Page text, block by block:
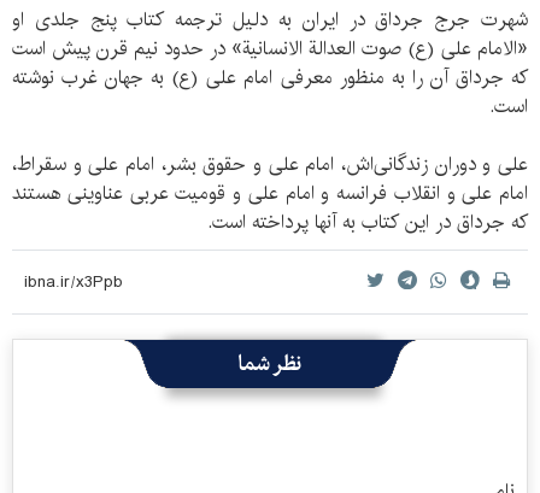
شهرت جرج جرداق در ایران به دلیل ترجمه کتاب پنج جلدی او
«الامام علی (ع) صوت العدالة الانسانیة» در حدود نیم قرن پیش است
که جرداق آن را به منظور معرفی امام علی (ع) به جهان غرب نوشته
است.
علی و دوران زندگانی‌اش، امام علی و حقوق بشر، امام علی و سقراط،
امام علی و انقلاب فرانسه و امام علی و قومیت عربی عناوینی هستند
که جرداق در این کتاب به آنها پرداخته است.
نظر شما